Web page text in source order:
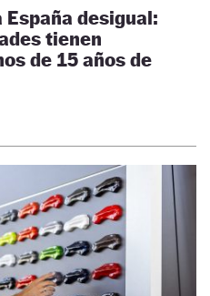
España desigual:
tienen
de 15 años de